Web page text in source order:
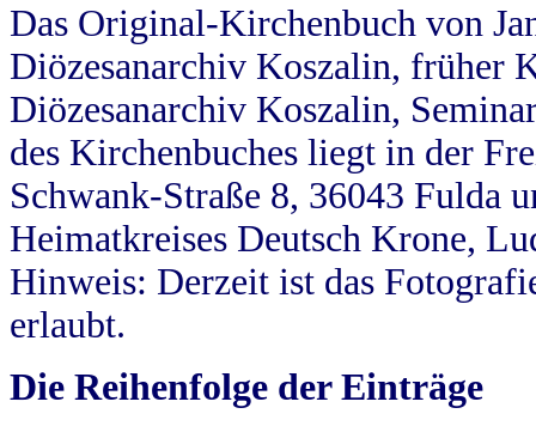
Das Original-Kirchenbuch von
Diözesanarchiv Koszalin, früher
Diözesanarchiv Koszalin,
des Kirchenbuches liegt in der
Schwank-Straße 8, 36043 Fulda
Heimatkreises Deutsch Krone,
Hinweis: Derzeit ist das
erlaubt.
Die Reihenfolge der Einträge